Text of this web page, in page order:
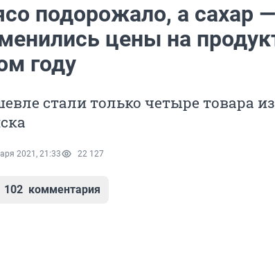
подорожало, а сахар
цены на
году
стали только четыре товара
2021, 21:33 22 127
102 комментария